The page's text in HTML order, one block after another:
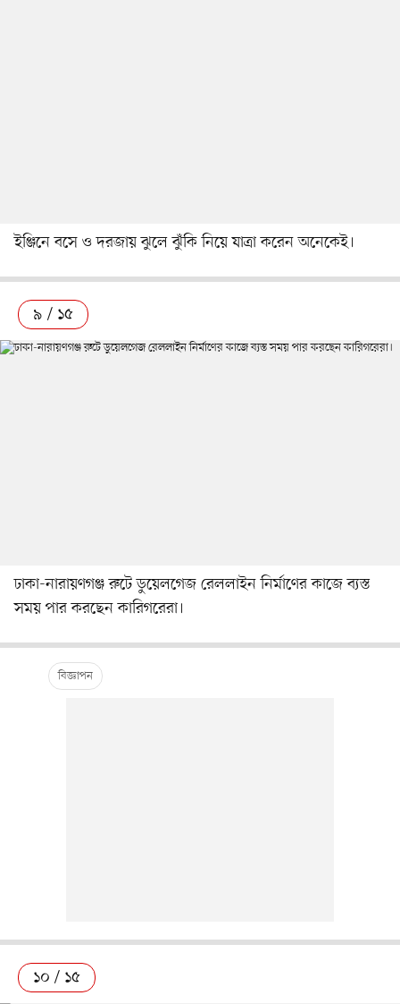
ইঞ্জিনে বসে ও দরজায় ঝুলে ঝুঁকি নিয়ে যাত্রা করেন অনেকেই।
৯ / ১৫
ঢাকা-নারায়ণগঞ্জ রুটে ডুয়েলগেজ রেললাইন নির্মাণের কাজে ব্যস্ত
সময় পার করছেন কারিগরেরা।
১০ / ১৫